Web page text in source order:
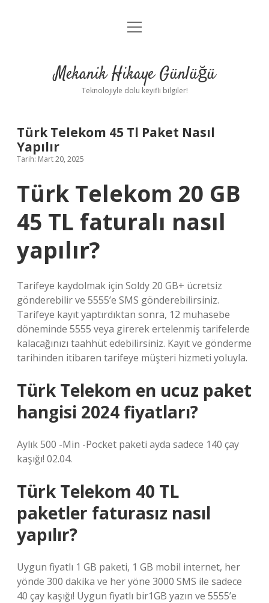
Anasayfa
Yasal Uyarı
menüyü
Mekanik Hikaye Günlüğü
Teknolojiyle dolu keyifli bilgiler!
Türk Telekom 45 Tl Paket Nasıl
Yapılır
Tarih: Mart 20, 2025
Türk Telekom 20 GB
45 TL faturalı nasıl
yapılır?
Tarifeye kaydolmak için Soldy 20 GB+ ücretsiz
gönderebilir ve 5555’e SMS gönderebilirsiniz.
Tarifeye kayıt yaptırdıktan sonra, 12 muhasebe
döneminde 5555 veya girerek ertelenmiş tarifelerde
kalacağınızı taahhüt edebilirsiniz. Kayıt ve gönderme
tarihinden itibaren tarifeye müşteri hizmeti yoluyla.
Türk Telekom en ucuz paket
hangisi 2024 fiyatları?
Aylık 500 -Min -Pocket paketi ayda sadece 140 çay
kaşığı! 02.04.
Türk Telekom 40 TL
paketler faturasız nasıl
yapılır?
Uygun fiyatlı 1 GB paketi, 1 GB mobil internet, her
yönde 300 dakika ve her yöne 3000 SMS ile sadece
40 çay kaşığı! Uygun fiyatlı bir1GB yazın ve 5555’e